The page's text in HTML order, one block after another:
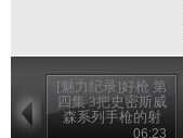
[魅力纪录]好枪 第
四集 3把史密斯威
森系列手枪的射
06:23